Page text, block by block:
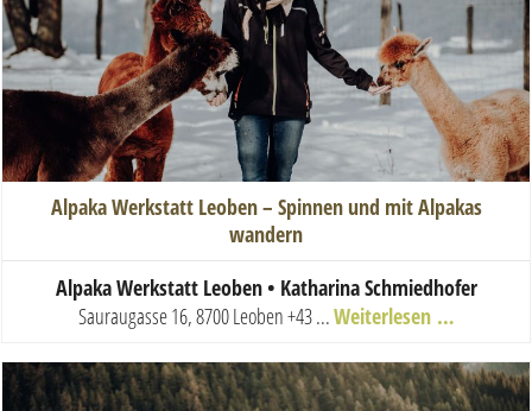
Alpaka Werkstatt Leoben – Spinnen und mit Alpakas
wandern
Alpaka Werkstatt Leoben • Katharina Schmiedhofer
Sauraugasse 16, 8700 Leoben+43 ...Weiterlesen …